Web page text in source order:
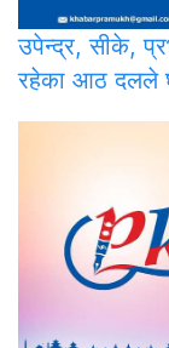
उपेन्द्र, सीके,
रहेका आठ दलले